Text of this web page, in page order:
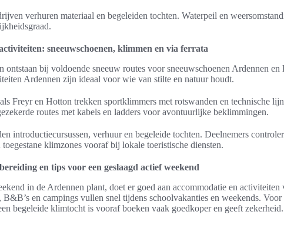
verhuren materiaal en begeleiden tochten. Waterpeil en
sneeuwschoenen, klimmen en via ferrata
ontstaan bij voldoende sneeuw routes voor sneeuwschoenen Ardennen en
Ardennen zijn ideaal voor wie van stilte en natuur houdt.
Freyr en Hotton trekken sportklimmers met rotswanden en technische
routes met kabels en ladders voor avontuurlijke beklimmingen.
introductiecursussen, verhuur en begeleide tochten. Deelnemers
toegestane klimzones vooraf bij lokale toeristische diensten.
en tips voor een geslaagd actief weekend
in de Ardennen plant, doet er goed aan accommodatie en activiteiten
B&B’s en campings vullen snel tijdens schoolvakanties en weekends. Voor
begeleide klimtocht is vooraf boeken vaak goedkoper en geeft zekerheid.